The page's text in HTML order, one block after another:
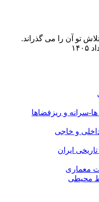
تو آن را می گذراند.
ها-سرانه و ریزفضاها
و خاجی
تاریخی ایران
معماری
محیطی